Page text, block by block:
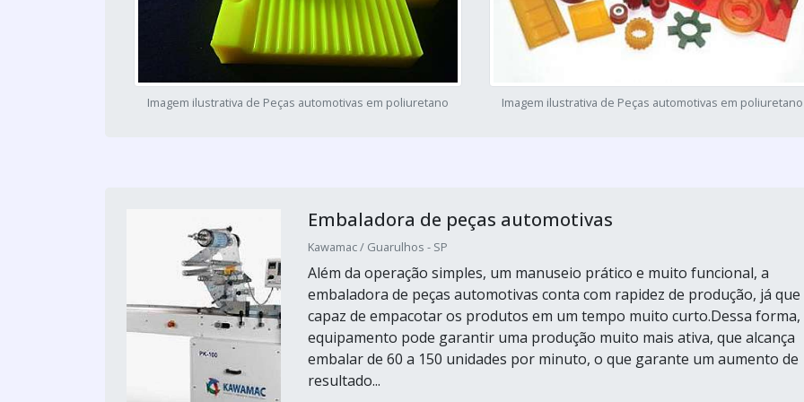
Imagem ilustrativa de Peças automotivas em poliuretano Imagem ilustrativa de Peças automotivas em poliuretano
Embaladora de peças automotivas
Kawamac / Guarulhos - SP
Além da operação simples, um manuseio prático e muito funcional, a
embaladora de peças automotivas conta com rapidez de produção, já que
capaz de empacotar os produtos em um tempo muito curto.Dessa forma,
equipamento pode garantir uma produção muito mais ativa, que alcança
embalar de 60 a 150 unidades por minuto, o que garante um aumento de
resultado...